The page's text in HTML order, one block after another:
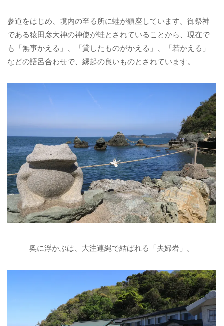
参道をはじめ、境内の至る所に蛙が鎮座しています。御祭神
である猿田彦大神の神使が蛙とされていることから、現在で
も「無事かえる」、「貸したものがかえる」、「若かえる」
などの語呂合わせで、縁起の良いものとされています。
奥に浮かぶは、大注連縄で結ばれる「夫婦岩」。